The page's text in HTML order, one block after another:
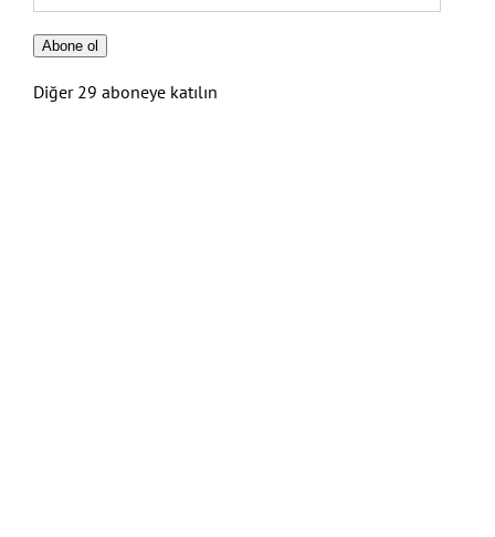
posta
Adresi
Abone ol
Diğer 29 aboneye katılın